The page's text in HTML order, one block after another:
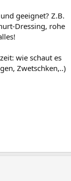
geeignet? Z.B.
Dressing, rohe
wie schaut es
Zwetschken,..)